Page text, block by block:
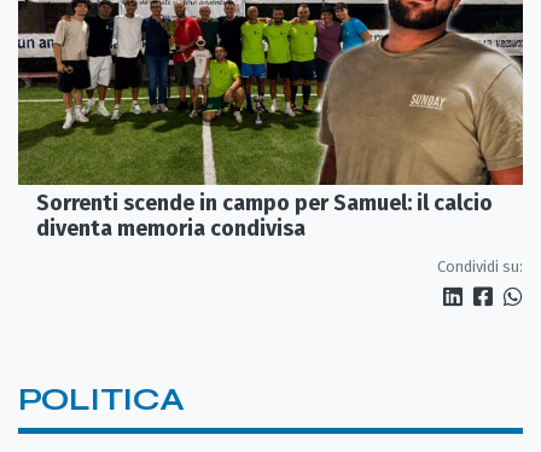
Sorrenti scende in campo per Samuel: il calcio
diventa memoria condivisa
Condividi su:
POLITICA